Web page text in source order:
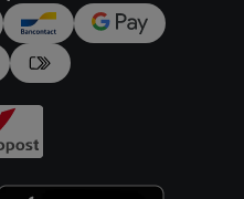
relative à la protection des
ici.